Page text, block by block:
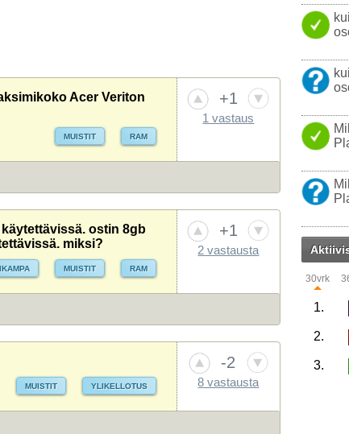
Acer Veriton
MUISTIT RAM
+1
1 vastaus
ostin 8gb
miksi?
MUISTIT RAM
+1
2 vastausta
MUISTIT YLIKELLOTUS
-2
8 vastausta
30vrk
1.
2.
3.